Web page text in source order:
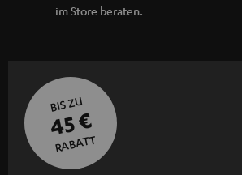
im Store beraten.
BIS ZU
45 €
RABATT